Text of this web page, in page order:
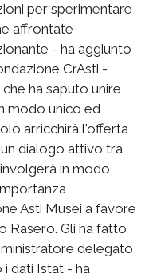
per sperimentare
affrontate
- ha aggiunto
CrAsti -
ha saputo unire
modo unico ed
arricchirà l'offerta
dialogo attivo tra
in modo
Asti Musei a favore
Rasero. Gli ha fatto
delegato
i dati Istat - ha